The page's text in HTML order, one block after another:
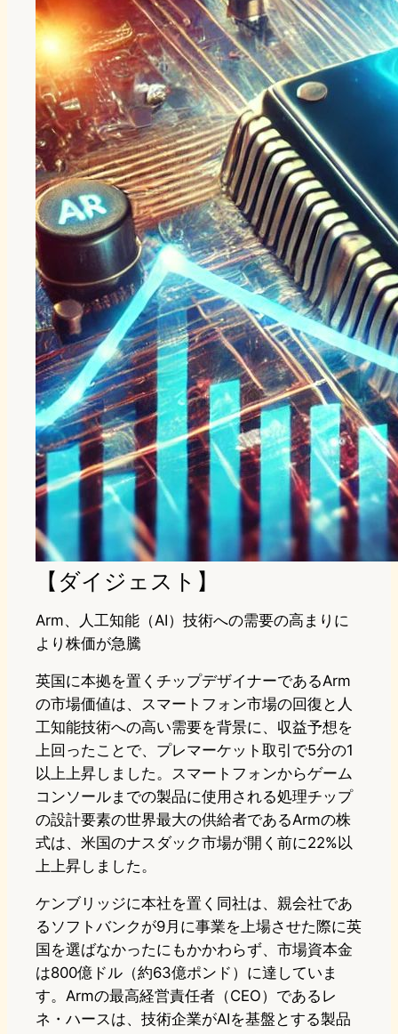
【ダイジェスト】
Arm、人工知能（AI）技術への需要の高まりに
より株価が急騰
英国に本拠を置くチップデザイナーであるArm
の市場価値は、スマートフォン市場の回復と人
工知能技術への高い需要を背景に、収益予想を
上回ったことで、プレマーケット取引で5分の1
以上上昇しました。スマートフォンからゲーム
コンソールまでの製品に使用される処理チップ
の設計要素の世界最大の供給者であるArmの株
式は、米国のナスダック市場が開く前に22%以
上上昇しました。
ケンブリッジに本社を置く同社は、親会社であ
るソフトバンクが9月に事業を上場させた際に英
国を選ばなかったにもかかわらず、市場資本金
は800億ドル（約63億ポンド）に達していま
す。Armの最高経営責任者（CEO）であるレ
ネ・ハースは、技術企業がAIを基盤とする製品